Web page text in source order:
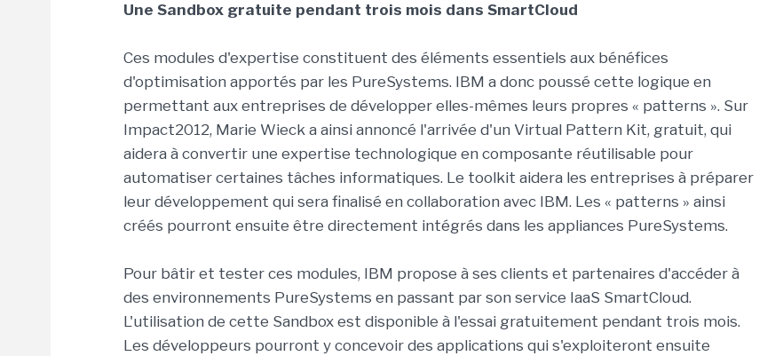
Une Sandbox gratuite pendant trois mois dans SmartCloud
Ces modules d'expertise constituent des éléments essentiels aux bénéfices
d'optimisation apportés par les PureSystems. IBM a donc poussé cette logique en
permettant aux entreprises de développer elles-mêmes leurs propres « patterns ». Sur
Impact2012, Marie Wieck a ainsi annoncé l'arrivée d'un Virtual Pattern Kit, gratuit, qui
aidera à convertir une expertise technologique en composante réutilisable pour
automatiser certaines tâches informatiques. Le toolkit aidera les entreprises à préparer
leur développement qui sera finalisé en collaboration avec IBM. Les « patterns » ainsi
créés pourront ensuite être directement intégrés dans les appliances PureSystems.
Pour bâtir et tester ces modules, IBM propose à ses clients et partenaires d'accéder à
des environnements PureSystems en passant par son service IaaS SmartCloud.
L'utilisation de cette Sandbox est disponible à l'essai gratuitement pendant trois mois.
Les développeurs pourront y concevoir des applications qui s'exploiteront ensuite